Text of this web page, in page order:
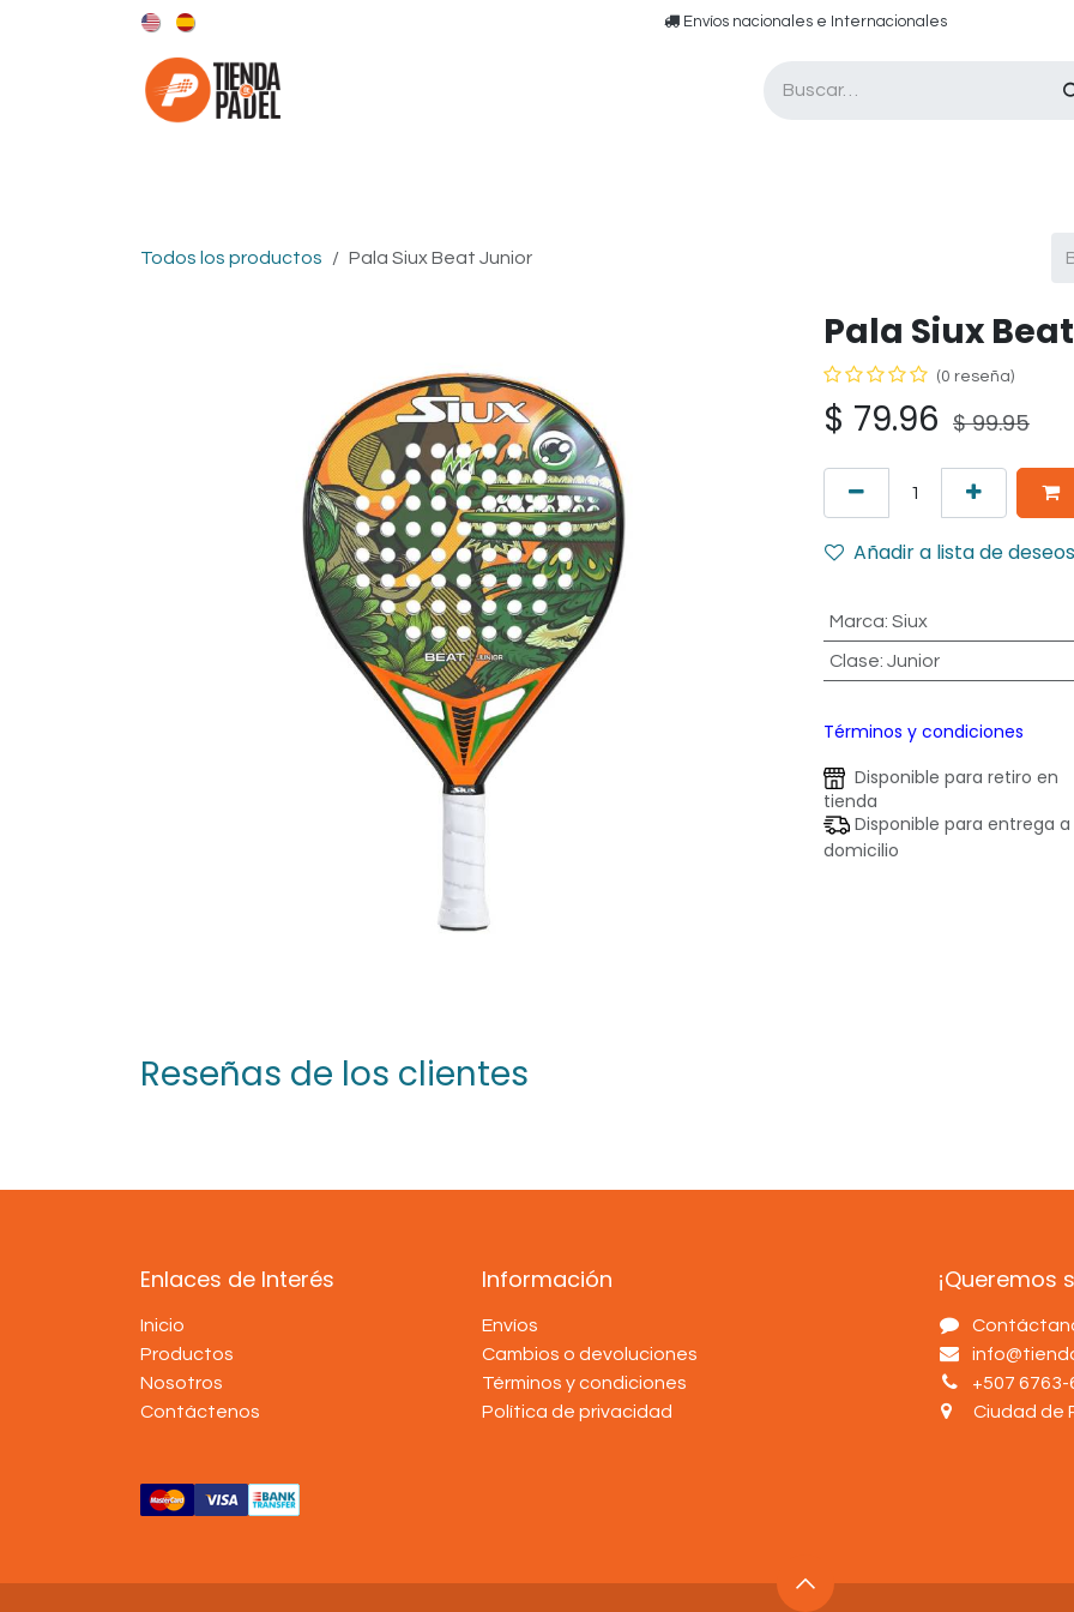
​​ E​nvíos nacionales e ​​​Internacionales​
Todos los productos Pala Siux Beat Junior
Pala Siux
(0 reseña)
$ 79.96 $99.95
Añadir a lista de deseos
Marca: Siux
Clase: Junior
Términos y condiciones
Disponible para retiro en
tienda
Disponible para entrega a
domicilio
Reseñas de los clientes
Enlaces de Interés
Inicio
Productos
Nosotros
Contáctenos
Información
Envíos
Cambios o devoluciones
Términos y condiciones
Política de privacidad
¡Queremos
+507 6763-
Ciudad de